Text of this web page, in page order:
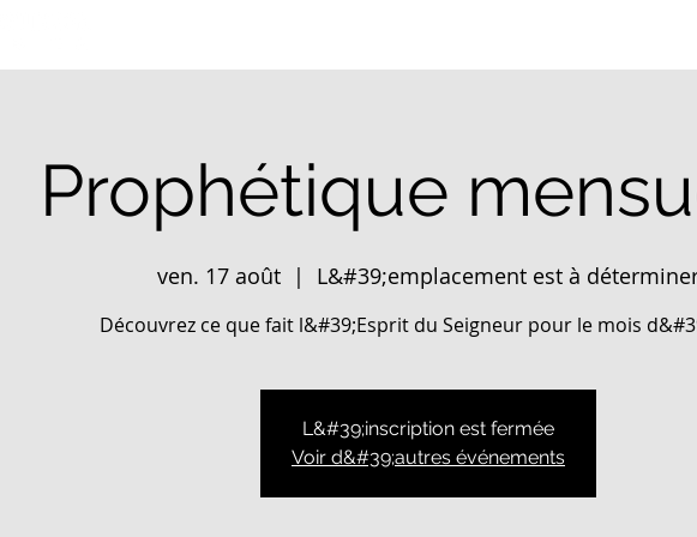
Prophétique
ven. 17 août
  |
L&#39;emplacement est à
Découvrez ce que fait l&#39;Esprit du Seigneur pour le mois
L&#39;inscription est fermée
Voir d&#39;autres événements